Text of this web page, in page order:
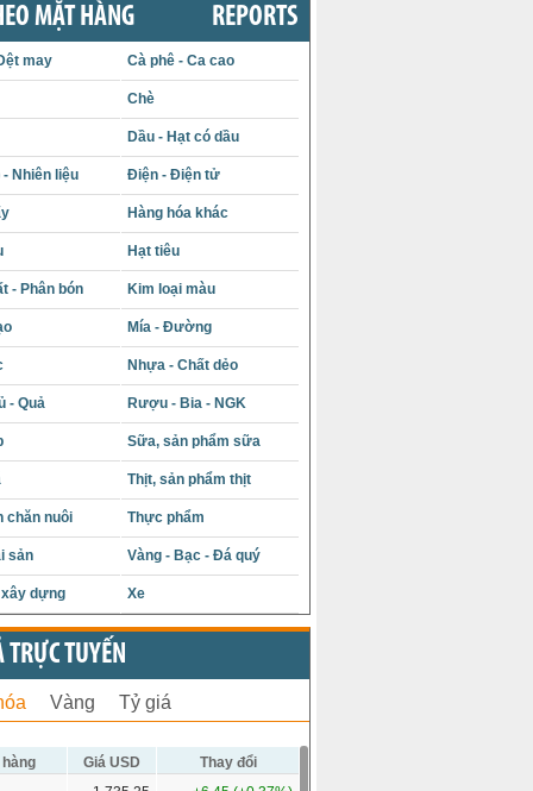
MẶT HÀNG REPORTS
may Cà phê - Ca cao
Chè
Dầu - Hạt có dầu
- Nhiên liệu Điện - Điện tử
Hàng hóa khác
Hạt tiêu
- Phân bón Kim loại màu
Mía - Đường
Nhựa - Chất dẻo
- Quả Rượu - Bia - NGK
Sữa, sản phẩm sữa
Thịt, sản phẩm thịt
chăn nuôi Thực phẩm
sản Vàng - Bạc - Đá quý
dựng Xe
TRỰC TUYẾN
Vàng Tỷ giá
Giá USD
Thay đổi